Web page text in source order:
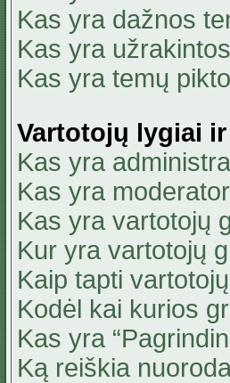
Kas yra dažnos
Kas yra
Kas yra temų
Vartotojų lygiai
Kas yra
Kas yra
Kas yra vartotojų
Kur yra vartotojų
Kaip tapti
Kodėl kai kurios
Kas yra
Ką reiškia